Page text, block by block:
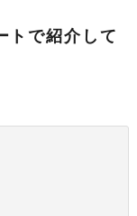
トで紹介して